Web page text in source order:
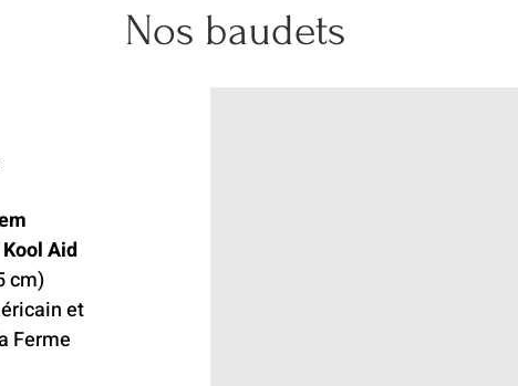
Nos baudets
Aid
cm)
et
Ferme